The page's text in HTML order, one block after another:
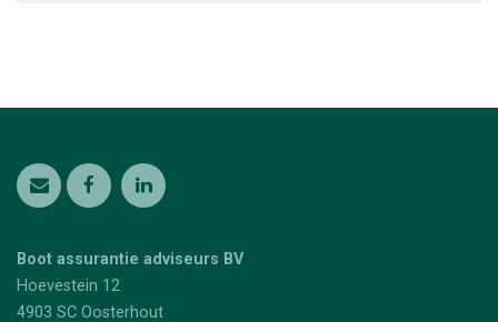
Boot assurantie adviseurs BV
Hoevestein 12
4903 SC Oosterhout